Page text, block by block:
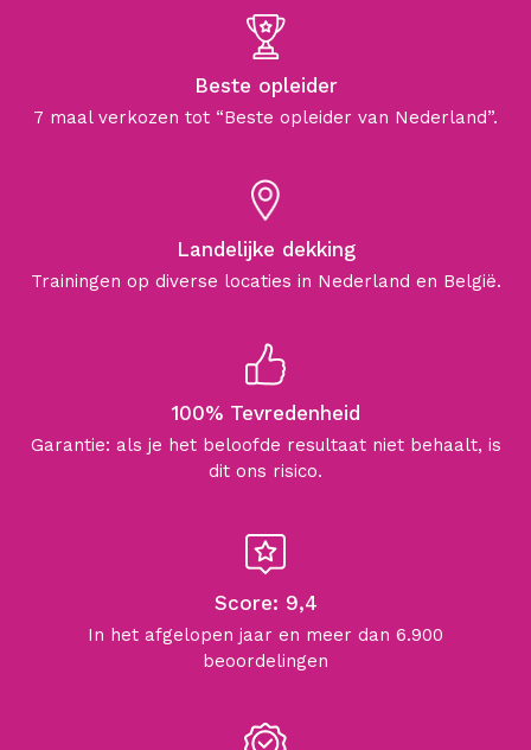
Beste opleider
7 maal verkozen tot “Beste opleider van Nederland”.
Landelijke dekking
Trainingen op diverse locaties in Nederland en België.
100% Tevredenheid
Garantie: als je het beloofde resultaat niet behaalt, is
dit ons risico.
Score: 9,4
In het afgelopen jaar en meer dan 6.900
beoordelingen